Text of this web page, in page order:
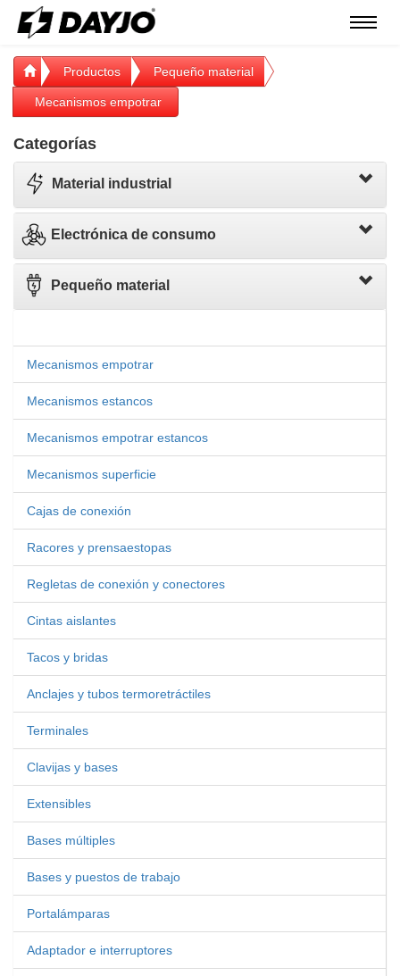
Menú
Productos Pequeño material
Mecanismos empotrar
Categorías
Material industrial
Electrónica de consumo
Pequeño material
Mecanismos empotrar
Mecanismos estancos
Mecanismos empotrar estancos
Mecanismos superficie
Cajas de conexión
Racores y prensaestopas
Regletas de conexión y conectores
Cintas aislantes
Tacos y bridas
Anclajes y tubos termoretráctiles
Terminales
Clavijas y bases
Extensibles
Bases múltiples
Bases y puestos de trabajo
Portalámparas
Adaptador e interruptores